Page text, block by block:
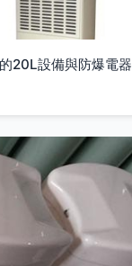
20L設備與防爆電器